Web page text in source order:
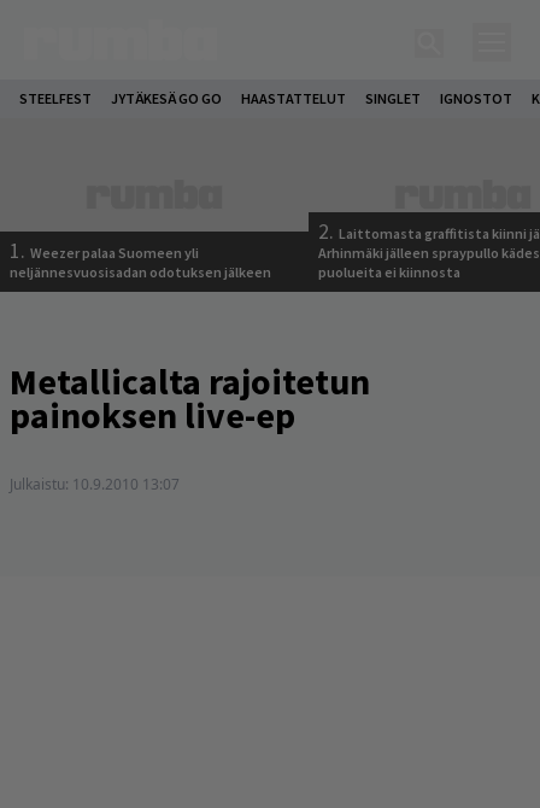
STEELFEST JYTÄKESÄ GO GO HAASTATTELUT SINGLET IGNOSTOT
1. Weezer palaa Suomeen yli
neljännesvuosisadan odotuksen jälkeen
2. Laittomasta graffitista kiinni
Arhinmäki jälleen spraypullo
puolueita ei kiinnosta
Metallicalta rajoitetun
painoksen live-ep
Julkaistu: 10.9.2010 13:07